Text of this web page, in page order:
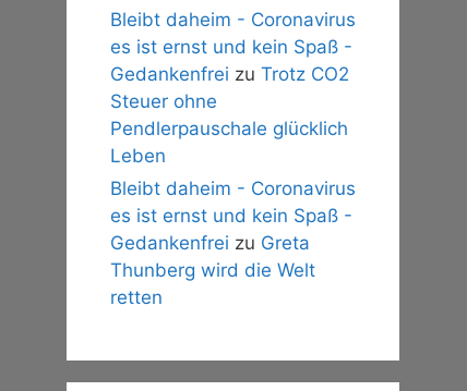
Bleibt daheim - Coronavirus
es ist ernst und kein Spaß -
Gedankenfrei zu Trotz CO2
Steuer ohne
Pendlerpauschale glücklich
Leben
Bleibt daheim - Coronavirus
es ist ernst und kein Spaß -
Gedankenfrei zu Greta
Thunberg wird die Welt
retten